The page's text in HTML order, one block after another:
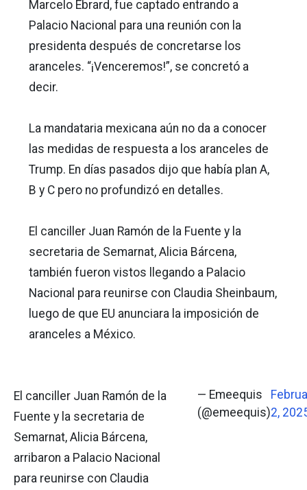
Marcelo Ebrard, fue captado entrando a
Palacio Nacional para una reunión con la
presidenta después de concretarse los
aranceles. “¡Venceremos!”, se concretó a
decir.
La mandataria mexicana aún no da a conocer
las medidas de respuesta a los aranceles de
Trump. En días pasados dijo que había plan A,
B y C pero no profundizó en detalles.
El canciller Juan Ramón de la Fuente y la
secretaria de Semarnat, Alicia Bárcena,
también fueron vistos llegando a Palacio
Nacional para reunirse con Claudia Sheinbaum,
luego de que EU anunciara la imposición de
aranceles a México.
El canciller Juan Ramón de la
Fuente y la secretaria de
Semarnat, Alicia Bárcena,
arribaron a Palacio Nacional
para reunirse con Claudia
— Emeequis
(@emeequis)2,